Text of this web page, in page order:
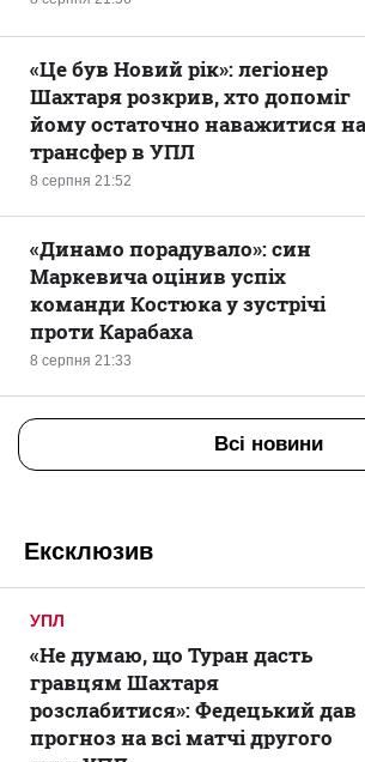
8 серпня 21:52
«Це був Новий рік»: легіонер
Шахтаря розкрив, хто допоміг
йому остаточно наважитися на
трансфер в УПЛ
8 серпня 21:33
«Динамо порадувало»: син
Маркевича оцінив успіх
команди Костюка у зустрічі
проти Карабаха
Всі новини
Ексклюзив
УПЛ
«Не думаю, що Туран дасть
гравцям Шахтаря
розслабитися»: Федецький дав
прогноз на всі матчі другого